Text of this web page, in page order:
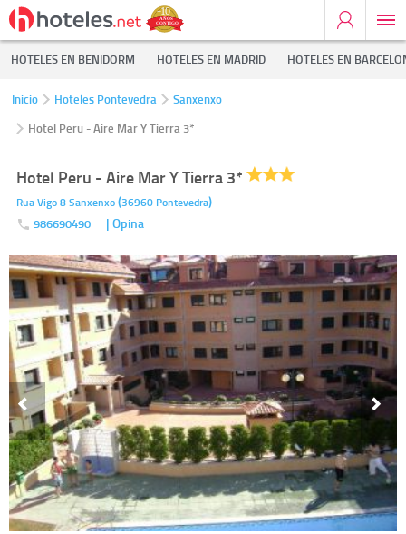
HOTELES EN BENIDORM HOTELES EN MADRID HOTELES EN
Inicio Hoteles Pontevedra
Sanxenxo
Hotel Peru - Aire Mar Y Tierra 3*
Hotel Peru - Aire Mar Y Tierra 3*
Rua Vigo 8Sanxenxo(36960 Pontevedra)
986690490 | Opina